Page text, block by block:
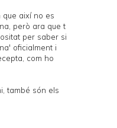
que així no es
però ara que t
per saber si
oficialment i
com ho
també són els